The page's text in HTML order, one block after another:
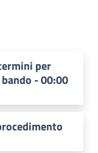
per
- 00:00